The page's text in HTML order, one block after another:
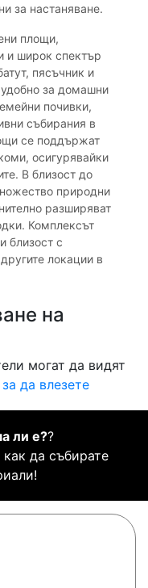
за настаняване.
площи,
и широк спектър
пясъчник и
за домашни
почивки,
събирания в
се поддържат
осигурявайки
В близост до
природни
разширяват
Комплексът
близост с
локации в
на
могат да видят
да влезете
ли е??
да събирате